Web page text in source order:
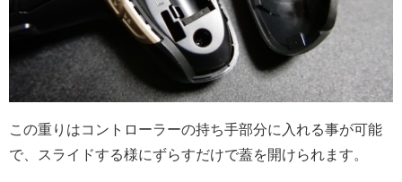
この重りはコントローラーの持ち手部分に入れる事が可能
で、スライドする様にずらすだけで蓋を開けられます。